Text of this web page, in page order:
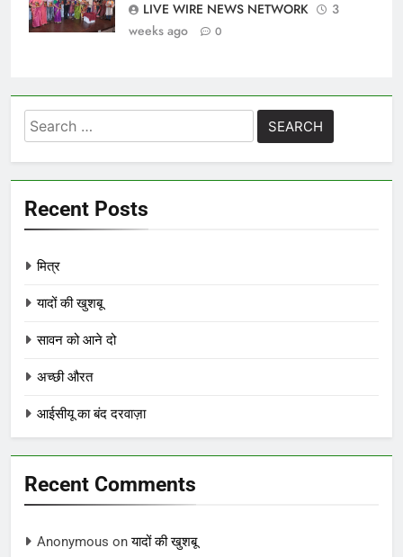
LIVE WIRE NEWS NETWORK
3
weeks ago
0
Search
for:
Recent Posts
मित्र
यादों की खुशबू
सावन को आने दो
अच्छी औरत
आईसीयू का बंद दरवाज़ा
Recent Comments
Anonymous onयादों की खुशबू